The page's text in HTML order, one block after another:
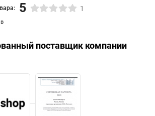
5 1
поставщик компании